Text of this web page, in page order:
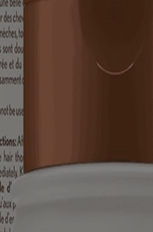
visiteurs du Canada. Les marques